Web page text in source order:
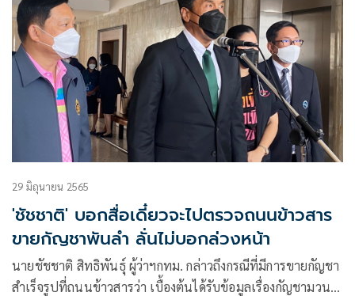
29 มิถุนายน 2565
'ชัชชาติ' บอกสื่อเดี๋ยวจะไปตรวจถนนข้าวสาร
ขายกัญชาพันลำ ลั่นไม่บอกล่วงหน้า
นายชัชชาติ สิทธิพันธุ์ ผู้ว่าฯกทม. กล่าวถึงกรณีที่มีการขายกัญชา
สำเร็จรูปที่ถนนข้าวสารว่า เบื้องต้นได้รับข้อมูลเรื่องกัญชามวน